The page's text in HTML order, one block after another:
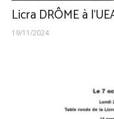
Licra DRÔME à
19/11/2024